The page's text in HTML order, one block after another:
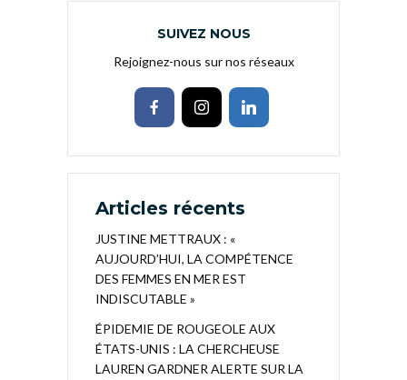
SUIVEZ NOUS
Rejoignez-nous sur nos réseaux
Articles récents
JUSTINE METTRAUX : «
AUJOURD’HUI, LA COMPÉTENCE
DES FEMMES EN MER EST
INDISCUTABLE »
ÉPIDEMIE DE ROUGEOLE AUX
ÉTATS-UNIS : LA CHERCHEUSE
LAUREN GARDNER ALERTE SUR LA